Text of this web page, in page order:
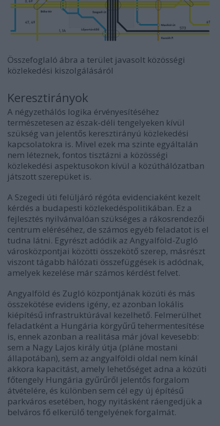
Összefoglaló ábra a terület javasolt közösségi
közlekedési kiszolgálásáról
Keresztirányok
A négyzethálós logika érvényesítéséhez
természetesen az észak-déli tengelyeken kívül
szükség van jelentős keresztirányú közlekedési
kapcsolatokra is. Mivel ezek ma szinte egyáltalán
nem léteznek, fontos tisztázni a közösségi
közlekedési aspektusokon kívül a közúthálózatban
játszott szerepüket is.
A Szegedi úti felüljáró régóta evidenciaként kezelt
kérdés a budapesti közlekedéspolitikában. Ez a
fejlesztés nyilvánvalóan szükséges a rákosrendezői
centrum eléréséhez, de számos egyéb feladatot is el
tudna látni. Egyrészt adódik az Angyalföld-Zugló
városközpontjai közötti összekötő szerep, másrészt
viszont tágabb hálózati összefüggések is adódnak,
amelyek kezelése már számos kérdést felvet.
Angyalföld és Zugló központjának közúti és más
összekötése evidens igény, ez azonban lokális
kiépítésű infrastruktúrával kezelhető. Felmerülhet
feladatként a Hungária körgyűrű tehermentesítése
is, ennek azonban a realitása már jóval kevesebb:
sem a Nagy Lajos király útja (pláne mostani
állapotában), sem az angyalföldi oldal nem kínál
akkora kapacitást, amely lehetőséget adna a közúti
főtengely Hungária gyűrűről jelentős forgalom
átvételére, és különben sem cél egy új építésű
parkváros esetében, hogy nyitásként ráengedjük a
belváros fő elkerülő tengelyének forgalmát.